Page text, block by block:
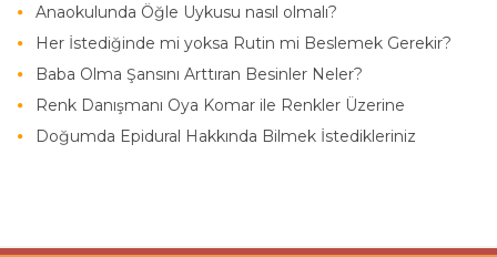
Anaokulunda Öğle Uykusu nasıl olmalı?
Her İstediğinde mi yoksa Rutin mi Beslemek Gerekir?
Baba Olma Şansını Arttıran Besinler Neler?
Renk Danışmanı Oya Komar ile Renkler Üzerine
Doğumda Epidural Hakkında Bilmek İstedikleriniz